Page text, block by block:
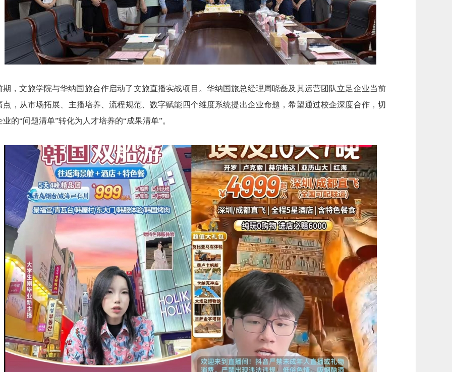
期，文旅学院与华纳国旅合作启动了文旅直播实战项目。华纳国旅总经理周晓磊及其运营团队立足企业当前
点，从市场拓展、主播培养、流程规范、数字赋能四个维度系统提出企业命题，希望通过校企深度合作，切
业的“问题清单”转化为人才培养的“成果清单”。